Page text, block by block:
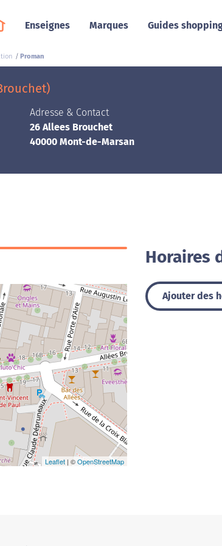
Enseignes Marques Guides
Proman
Adresse & Contact
26 Allees Brouchet
40000 Mont-de-Marsan
Leaflet | ©OpenStreetMap
Horaires
Ajouter des